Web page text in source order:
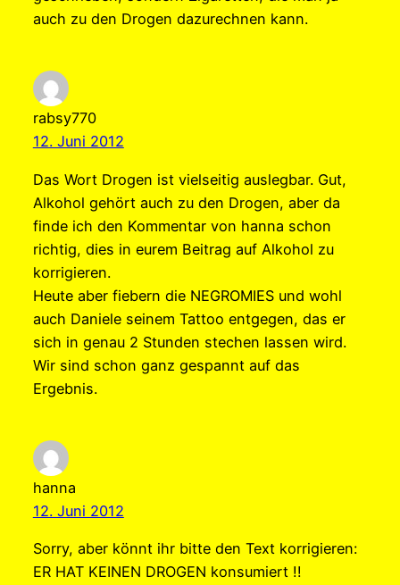
auch zu den Drogen dazurechnen kann.
rabsy770
12. Juni 2012
Das Wort Drogen ist vielseitig auslegbar. Gut,
Alkohol gehört auch zu den Drogen, aber da
finde ich den Kommentar von hanna schon
richtig, dies in eurem Beitrag auf Alkohol zu
korrigieren.
Heute aber fiebern die NEGROMIES und wohl
auch Daniele seinem Tattoo entgegen, das er
sich in genau 2 Stunden stechen lassen wird.
Wir sind schon ganz gespannt auf das
Ergebnis.
hanna
12. Juni 2012
Sorry, aber könnt ihr bitte den Text korrigieren:
ER HAT KEINEN DROGEN konsumiert !!